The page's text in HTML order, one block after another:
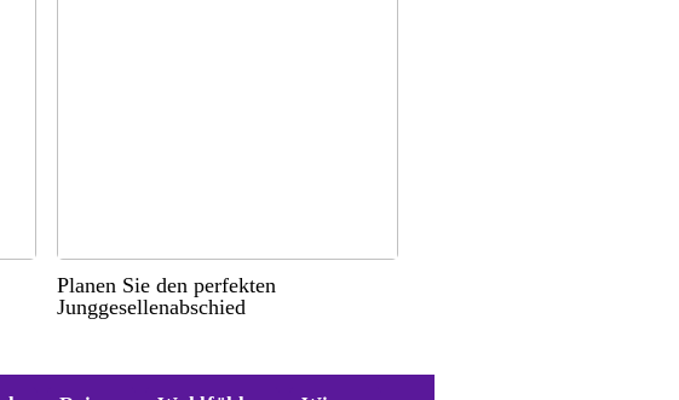
Planen Sie den perfekten
Junggesellenabschied